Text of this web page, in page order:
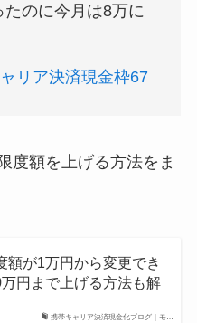
のに今月は8万に
リア決済現金枠67
度額を上げる方法をま
携帯キャリア決済現金化ブログ｜モ…
額が1万円から変更でき
円まで上げる方法も解